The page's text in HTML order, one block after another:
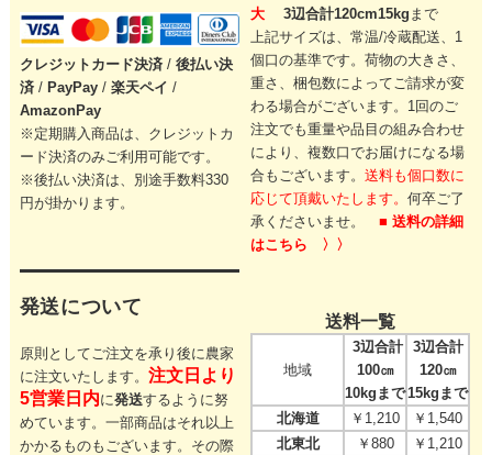
クレジットカード決済 / 後払い決
済/ PayPay/ 楽天ペイ /
AmazonPay
※定期購入商品は、クレジットカ
ード決済のみご利用可能です。
※後払い決済は、別途手数料330
円が掛かります。
発送について
原則としてご注文を承り後に農家
に注文いたします。 注文日より
5営業日内に発送するように努
めています。一部商品はそれ以上
かかるものもございます。その際
大
3辺合計120cm15kg まで
上記サイズは、常温/冷蔵配送、1
個口の基準です。荷物の大きさ、
重さ、梱包数によってご請求が変
わる場合がございます。 1回のご
注文でも重量や品目の組み合わせ
により、複数口でお届けになる場
合もございます。送料も個口数に
応じて頂戴いたします。何卒ご了
承くださいませ。■ 送料の詳細
はこちら 〉〉
送料一覧
地域
3辺合計
100㎝
10kgまで
3辺合計
120㎝
15kgまで
北海道
￥1,210
￥1,540
北東北
￥880
￥1,210